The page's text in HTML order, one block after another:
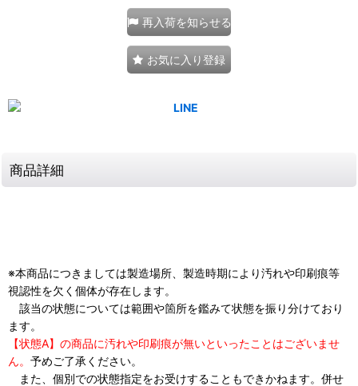
再入荷を知らせる
お気に入り登録
商品詳細
※本商品につきましては製造場所、製造時期により汚れや印刷痕等
視認性を欠く個体が存在します。
該当の状態については範囲や箇所を鑑みて状態を振り分けており
ます。
【状態A】の商品に汚れや印刷痕が無いといったことはございませ
ん。 予めご了承ください。
また、個別での状態指定をお受けすることもできかねます。併せ